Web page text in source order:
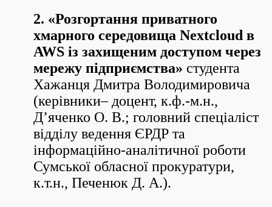
2. «Розгортання приватного
хмарного середовища Nextcloud в
AWS із захищеним доступом через
мережу підприємства» студента
Хажанця Дмитра Володимировича
(керівники– доцент, к.ф.-м.н.,
Д’яченко О. В.; головний спеціаліст
відділу ведення ЄРДР та
інформаційно-аналітичної роботи
Сумської обласної прокуратури,
к.т.н., Печенюк Д. А.).